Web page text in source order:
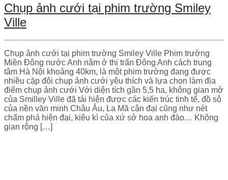
Chụp ảnh cưới tại phim trường Smiley
Ville
Chụp ảnh cưới tại phim trường Smiley Ville Phim trường
Miền Đông nước Anh nằm ở thị trấn Đông Anh cách trung
tâm Hà Nội khoảng 40km, là một phim trường đang được
nhiều cặp đôi chụp ảnh cưới yêu thích và lựa chọn làm địa
điểm chụp ảnh cưới Với diện tích gần 5,5 ha, không gian mở
của Smilley Ville đã tái hiện được các kiến trúc tinh tế, đồ sộ
của nền văn minh Châu Âu, La Mã cận đại cũng như nét
chấm phá hiện đại, kiêu kì của xứ sở hoa anh đào… Không
gian rộng […]